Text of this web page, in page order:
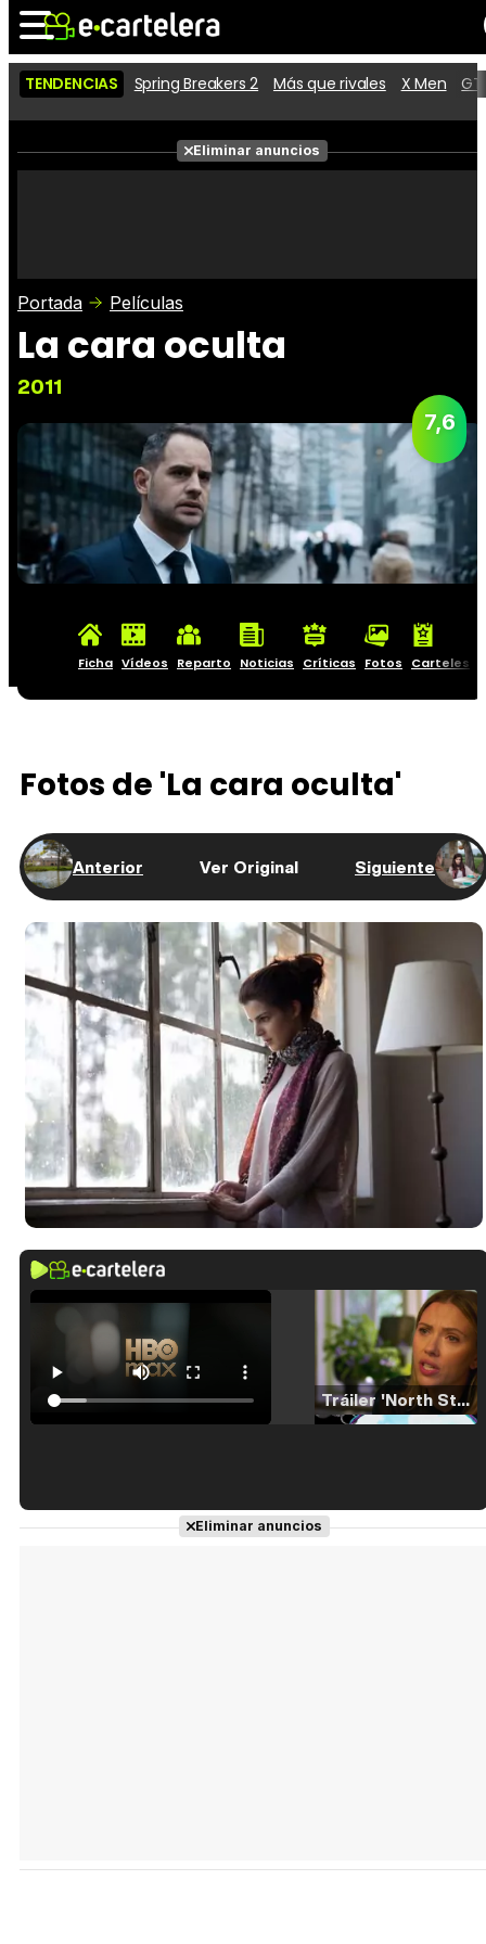
Noticias Cartelera
Películas
Críticas
TENDENCIAS Spring Breakers 2 Más que rivales X Men
Eliminar anuncios
Portada Películas
La cara oculta
2011
7,6
Ficha Vídeos Reparto Noticias Críticas Fotos Carteles
Fotos de 'La cara oculta'
Anterior Ver Original Siguiente
Tráiler 'North Star' (2023)
Tráiler en español de 'La isla olvidada'
Eliminar anuncios